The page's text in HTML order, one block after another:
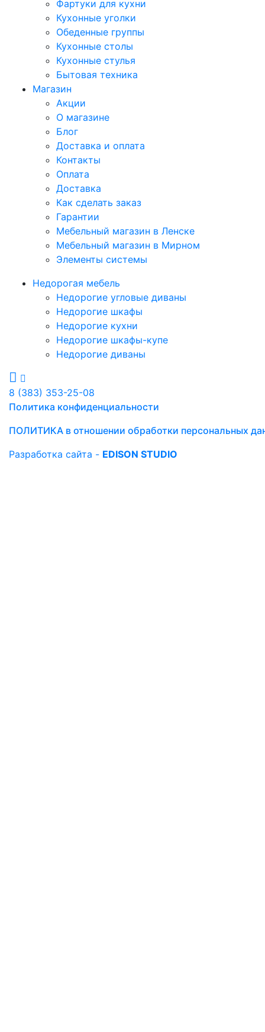
Фартуки для кухни
Кухонные уголки
Обеденные группы
Кухонные столы
Кухонные стулья
Бытовая техника
Магазин
Акции
О магазине
Блог
Доставка и оплата
Контакты
Оплата
Доставка
Как сделать заказ
Гарантии
Мебельный магазин в Ленске
Мебельный магазин в Мирном
Элементы системы
Недорогая мебель
Недорогие угловые диваны
Недорогие шкафы
Недорогие кухни
Недорогие шкафы-купе
Недорогие диваны
8 (383) 353-25-08
Политика конфиденциальности
ПОЛИТИКА в отношении обработки персональных
Разработка сайта - EDISON STUDIO